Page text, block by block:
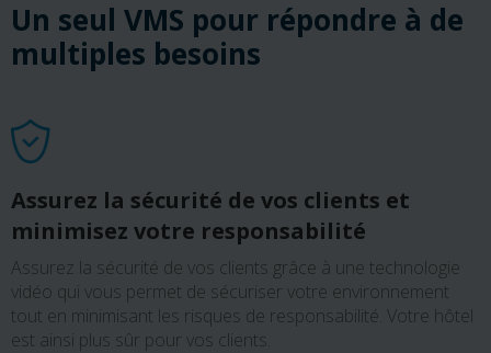
Un seul VMS pour répondre à de
multiples besoins
Assurez la sécurité de vos clients et
minimisez votre responsabilité
Assurez la sécurité de vos clients grâce à une technologie
vidéo qui vous permet de sécuriser votre environnement
tout en minimisant les risques de responsabilité. Votre hôtel
est ainsi plus sûr pour vos clients.